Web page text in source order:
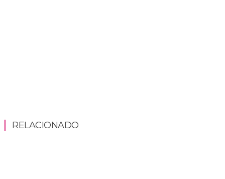
RELACIONADO